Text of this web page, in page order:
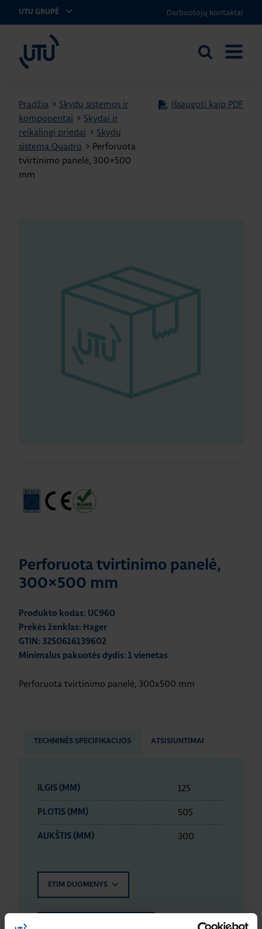
UTU GRUPĖ Darbuotojų kontaktai
UTU Lithuania
Ieškoti
Pradžia > Skydų sistemos ir
komponentai > Skydai ir
reikalingi priedai > Skydų
sistema Quadro > Perforuota
tvirtinimo panelė, 300×500
mm
Išsaugoti kaip PDF
Perforuota tvirtinimo panelė,
300×500 mm
Produkto kodas: UC960
Prekės ženklas: Hager
GTIN: 3250616139602
Minimalus pakuotės dydis: 1 vienetas
Perforuota tvirtinimo panelė, 300x500 mm
TECHNINĖS SPECIFIKACIJOS ATSISIUNTIMAI
ILGIS (MM) 125
PLOTIS (MM) 505
AUKŠTIS (MM) 300
ETIM DUOMENYS